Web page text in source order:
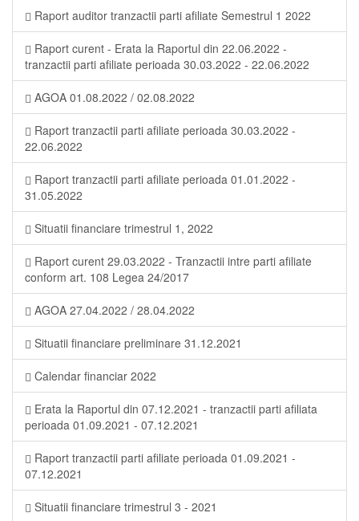
Raport auditor tranzactii parti afiliate Semestrul 1 2022
Raport curent - Erata la Raportul din 22.06.2022 -
tranzactii parti afiliate perioada 30.03.2022 - 22.06.2022
AGOA 01.08.2022 / 02.08.2022
Raport tranzactii parti afiliate perioada 30.03.2022 -
22.06.2022
Raport tranzactii parti afiliate perioada 01.01.2022 -
31.05.2022
Situatii financiare trimestrul 1, 2022
Raport curent 29.03.2022 - Tranzactii intre parti afiliate
conform art. 108 Legea 24/2017
AGOA 27.04.2022 / 28.04.2022
Situatii financiare preliminare 31.12.2021
Calendar financiar 2022
Erata la Raportul din 07.12.2021 - tranzactii parti afiliata
perioada 01.09.2021 - 07.12.2021
Raport tranzactii parti afiliate perioada 01.09.2021 -
07.12.2021
Situatii financiare trimestrul 3 - 2021